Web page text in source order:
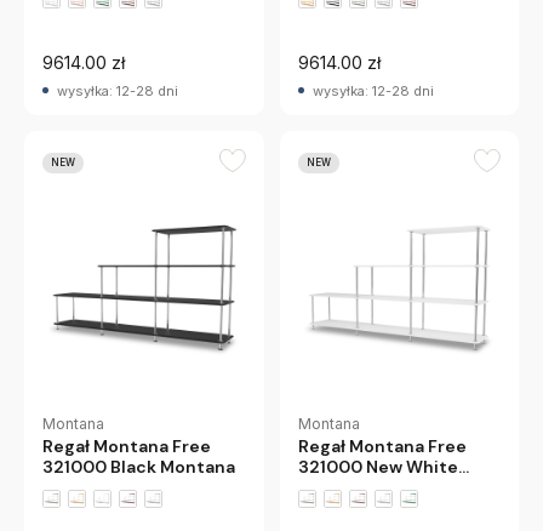
9614.00 zł
wysyłka: 12-28 dni
9614.00 zł
wysyłka: 12-28 dni
NEW
Montana
Regał Montana Free
321000 Black Montana
NEW
Montana
Regał Montana Free
321000 New White
Montana